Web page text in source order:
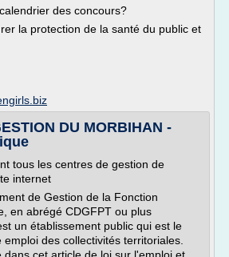
des concours?
la protection de la santé du public et
DU MORBIHAN -
tous les centres de gestion de
internet
de Gestion de la Fonction
en abrégé CDGFPT ou plus
un établissement public qui est le
des collectivités territoriales.